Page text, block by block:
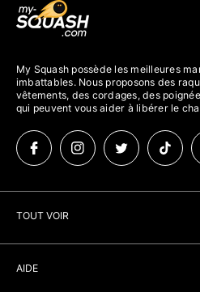
My Squash possède les meilleures
imbattables. Nous proposons des
vêtements, des cordages, des
qui peuvent vous aider à libérer le
TOUT VOIR
AIDE